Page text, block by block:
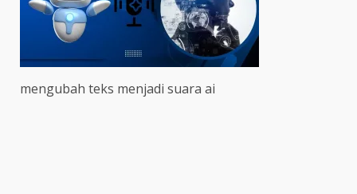
mengubah teks menjadi suara ai